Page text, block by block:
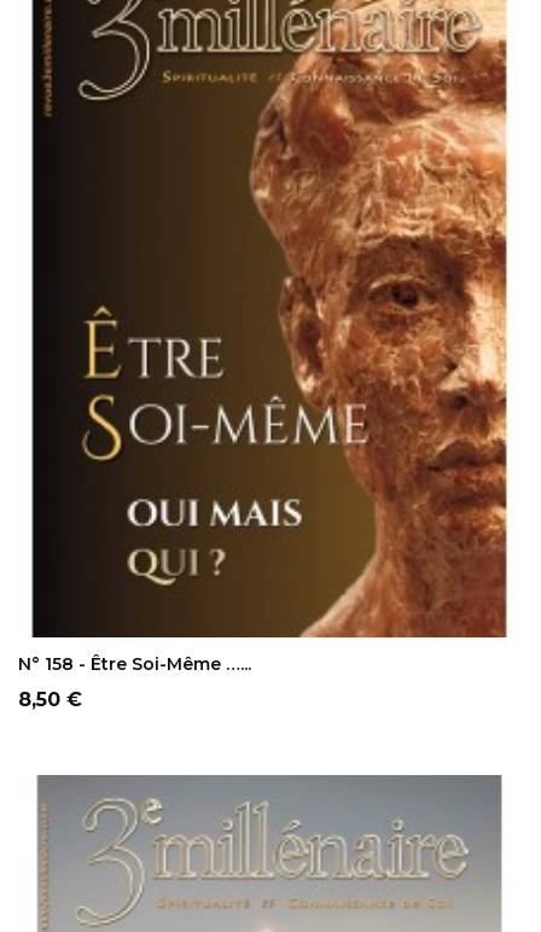
AJOUTER AU PANIER
N° 158 - Être Soi-Même …...
Prix
8,50 €